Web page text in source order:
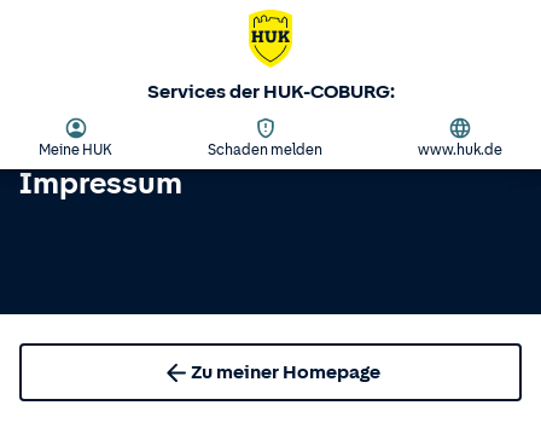
Services der HUK-COBURG:
Meine HUK Schaden melden www.huk.de
Impressum
Zu meiner Homepage